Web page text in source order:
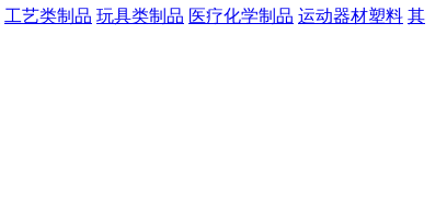
工艺类制品 玩具类制品 医疗化学制品 运动器材塑料 其